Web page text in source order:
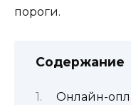
пороги.
Содержание
Онлайн-